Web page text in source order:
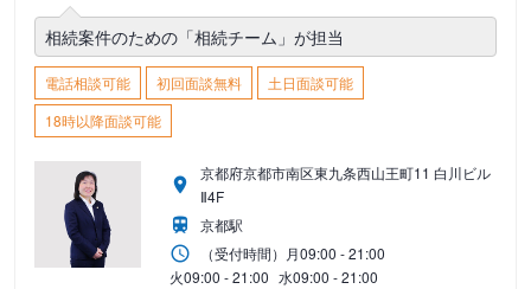
相続案件のための「相続チーム」が担当
電話相談可能 初回面談無料
土日面談可能
18時以降面談可能
京都府京都市南区東九条西山王町11 白川ビル
Ⅱ4F
京都駅
（受付時間） 月09:00 - 21:00
火09:00 - 21:00 水09:00 - 21:00